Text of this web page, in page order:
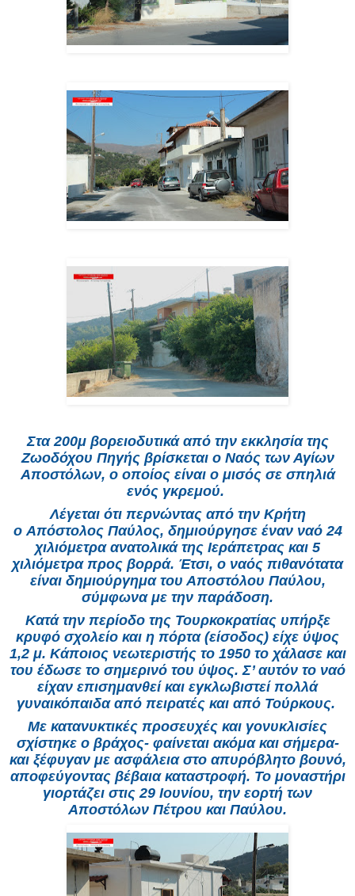
Στα 200μ βορειοδυτικά από την εκκλησία της
Ζωοδόχου Πηγής βρίσκεται ο Ναός των Αγίων
Αποστόλων, ο οποίος είναι ο μισός σε σπηλιά
ενός γκρεμού.
Λέγεται ότι περνώντας από την Κρήτη
ο Απόστολος Παύλος, δημιούργησε έναν ναό 24
χιλιόμετρα ανατολικά της Ιεράπετρας και 5
χιλιόμετρα προς βορρά. Έτσι, ο ναός πιθανότατα
είναι δημιούργημα του Αποστόλου Παύλου,
σύμφωνα με την παράδοση.
Κατά την περίοδο της Τουρκοκρατίας υπήρξε
κρυφό σχολείο και η πόρτα (είσοδος) είχε ύψος
1,2 μ. Κάποιος νεωτεριστής το 1950 το χάλασε και
του έδωσε το σημερινό του ύψος. Σ’ αυτόν το ναό
είχαν επισημανθεί και εγκλωβιστεί πολλά
γυναικόπαιδα από πειρατές και από Τούρκους.
Με κατανυκτικές προσευχές και γονυκλισίες
σχίστηκε ο βράχος- φαίνεται ακόμα και σήμερα-
και ξέφυγαν με ασφάλεια στο απυρόβλητο βουνό,
αποφεύγοντας βέβαια καταστροφή. Το μοναστήρι
γιορτάζει στις 29 Ιουνίου, την εορτή των
Αποστόλων Πέτρου και Παύλου.